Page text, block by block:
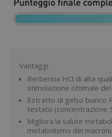
Vantaggi
Berberina HCl di alta
stimolazione ottimale del
Estratto di gelso bianco
testato (concentrazione
Migliora la salute
metabolismo dei